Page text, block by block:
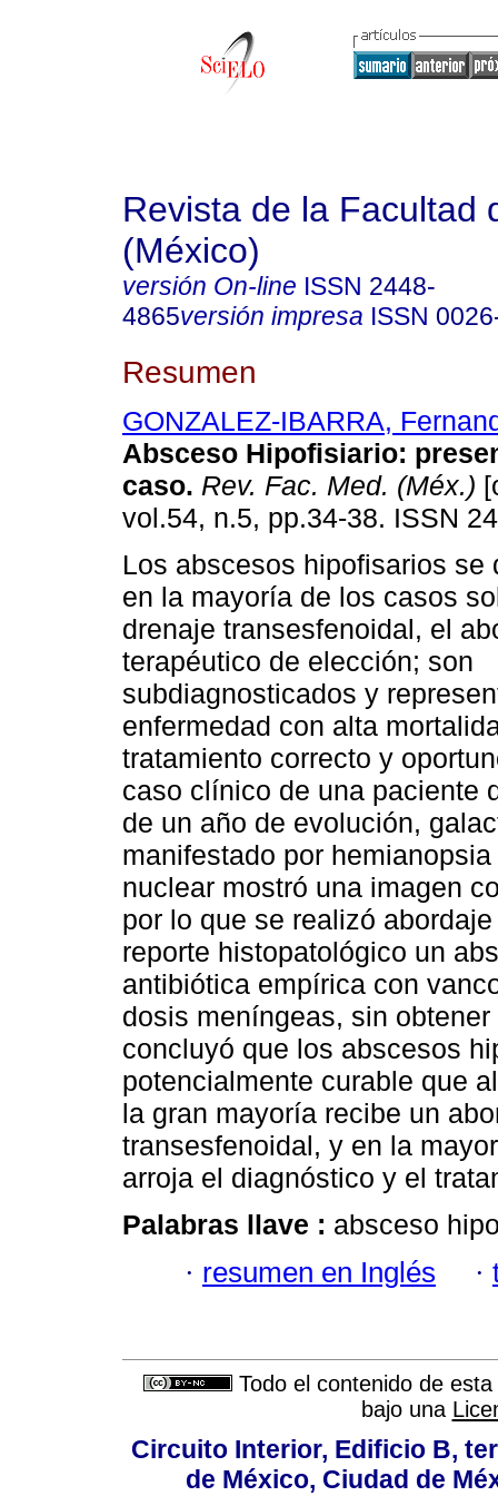
Revista de la Facultad
(México)
versión On-line ISSN 2448-
4865versión impresa ISSN
Resumen
GONZALEZ-IBARRA,
Absceso Hipofisiario:
caso. Rev. Fac. Med. (Méx.)
vol.54, n.5, pp.34-38. ISSN
Los abscesos hipofisarios se
en la mayoría de los casos
drenaje transesfenoidal, el
terapéutico de elección; son
subdiagnosticados y
enfermedad con alta
tratamiento correcto y
caso clínico de una paciente
de un año de evolución,
manifestado por
nuclear mostró una imagen
por lo que se realizó
reporte histopatológico un
antibiótica empírica con
dosis meníngeas, sin
concluyó que los abscesos
potencialmente curable que
la gran mayoría recibe un
transesfenoidal, y en la
arroja el diagnóstico y el
Palabras llave : absceso
· resumen en Inglés ·
Todo el contenido de
bajo una
Circuito Interior, Edificio B,
de México, Ciudad de